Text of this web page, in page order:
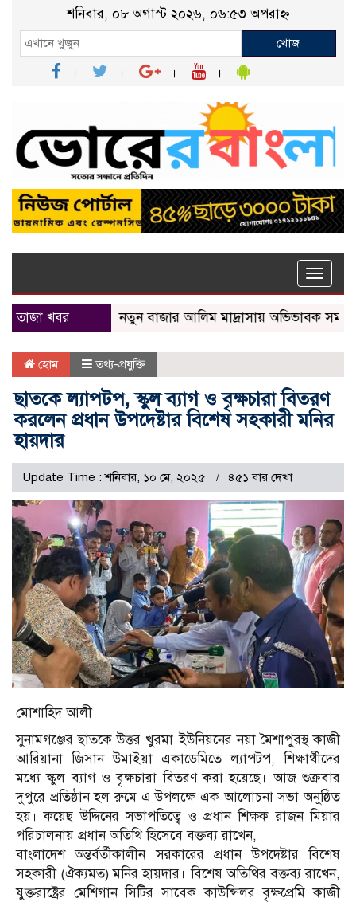
শনিবার, ০৮ অগাস্ট ২০২৬, ০৬:৫৩ অপরাহ্ন
খোজ
Toggle
তাজা খবর
নতুন বাজার আলিম মাদ্রাসায় অভিভাবক সমাবেশ
হোম তথ্য-প্রযুক্তি
ছাতকে ল্যাপটপ, স্কুল ব্যাগ ও বৃক্ষচারা বিতরণ
করলেন প্রধান উপদেষ্টার বিশেষ সহকারী মনির
হায়দার
Update Time : শনিবার, ১০ মে, ২০২৫ ৪৫১ বার দেখা
মোশাহিদ আলী
সুনামগঞ্জের ছাতকে উত্তর খুরমা ইউনিয়নের নয়া মৈশাপুরস্থ কাজী
আরিয়ানা জিসান উমাইয়া একাডেমিতে ল্যাপটপ, শিক্ষার্থীদের
মধ্যে স্কুল ব্যাগ ও বৃক্ষচারা বিতরণ করা হয়েছে। আজ শুক্রবার
দুপুরে প্রতিষ্ঠান হল রুমে এ উপলক্ষে এক আলোচনা সভা অনুষ্ঠিত
হয়। কয়েছ উদ্দিনের সভাপতিত্বে ও প্রধান শিক্ষক রাজন মিয়ার
পরিচালনায় প্রধান অতিথি হিসেবে বক্তব্য রাখেন,
বাংলাদেশ অন্তর্বর্তীকালীন সরকারের প্রধান উপদেষ্টার বিশেষ
সহকারী (ঐক্যমত) মনির হায়দার। বিশেষ অতিথির বক্তব্য রাখেন,
যুক্তরাষ্ট্রের মেশিগান সিটির সাবেক কাউন্সিলর বৃক্ষপ্রেমি কাজী